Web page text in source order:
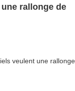
rallonge de